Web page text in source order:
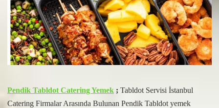
Pendik Tabldot Catering Yemek ; Tabldot Servisi İstanbul
Catering Firmalar Arasında Bulunan Pendik Tabldot yemek